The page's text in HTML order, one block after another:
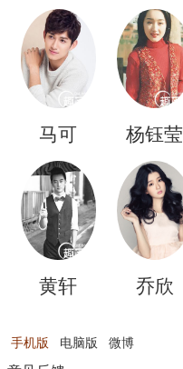
扎
马可 杨钰莹
黄轩 乔欣
手机版 电脑版 微博